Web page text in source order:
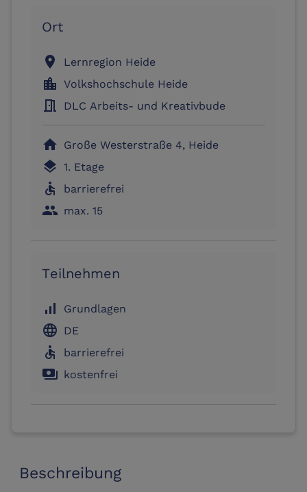
Beschreibung
Ort
location_on Lernregion Heide
location_city Volkshochschule Heide
meeting_room DLC Arbeits- und Kreativbude
home Große Westerstraße 4, Heide
layers 1. Etage
accessible barrierefrei
people max. 15
Teilnehmen
signal_cellular_alt Grundlagen
language DE
accessible barrierefrei
payments kostenfrei